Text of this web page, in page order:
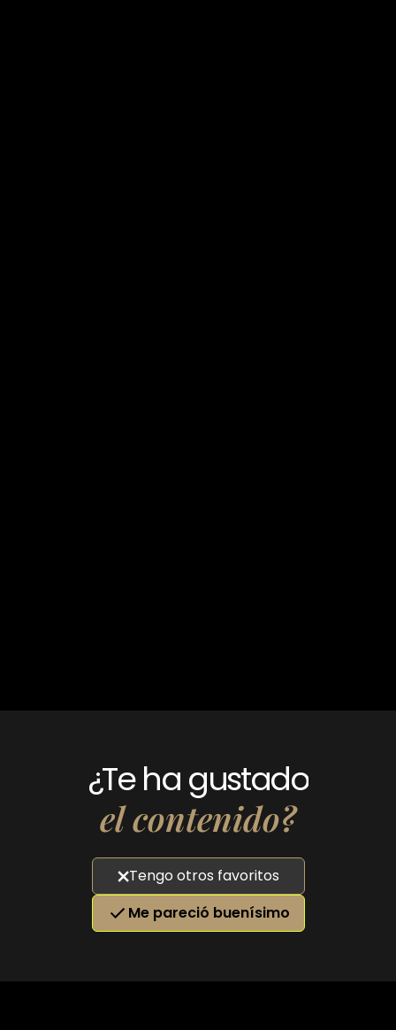
¿Te ha gustado
el contenido?
Tengo otros favoritos
Me pareció buenísimo